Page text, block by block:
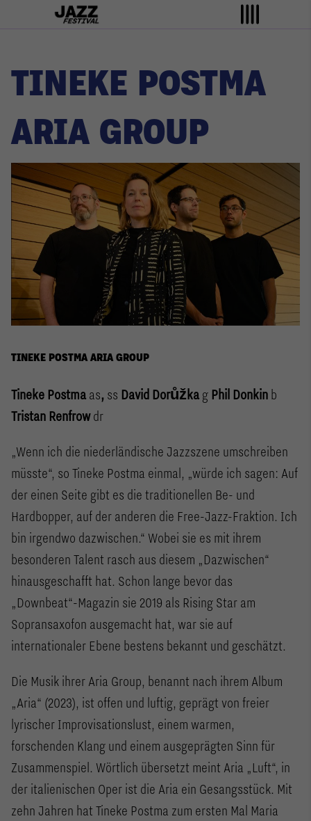
TINEKE POSTMA
ARIA GROUP
TINEKE POSTMA ARIA GROUP
Tineke Postma as, ss David Dorůžka g Phil Donkin b
Tristan Renfrowdr
„Wenn ich die niederländische Jazzszene umschreiben
müsste“, so Tineke Postma einmal, „würde ich sagen: Auf
der einen Seite gibt es die traditionellen Be- und
Hardbopper, auf der anderen die Free-Jazz-Fraktion. Ich
bin irgendwo dazwischen.“ Wobei sie es mit ihrem
besonderen Talent rasch aus diesem „Dazwischen“
hinausgeschafft hat. Schon lange bevor das
„Downbeat“-Magazin sie 2019 als Rising Star am
Sopransaxofon ausgemacht hat, war sie auf
internationaler Ebene bestens bekannt und geschätzt.
Die Musik ihrer Aria Group, benannt nach ihrem Album
„Aria“ (2023), ist offen und luftig, geprägt von freier
lyrischer Improvisationslust, einem warmen,
forschenden Klang und einem ausgeprägten Sinn für
Zusammenspiel. Wörtlich übersetzt meint Aria „Luft“, in
der italienischen Oper ist die Aria ein Gesangsstück. Mit
zehn Jahren hat Tineke Postma zum ersten Mal Maria